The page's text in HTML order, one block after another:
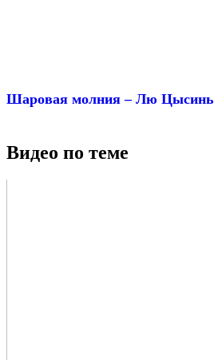
Шаровая молния – Лю Цысинь
Видео по теме